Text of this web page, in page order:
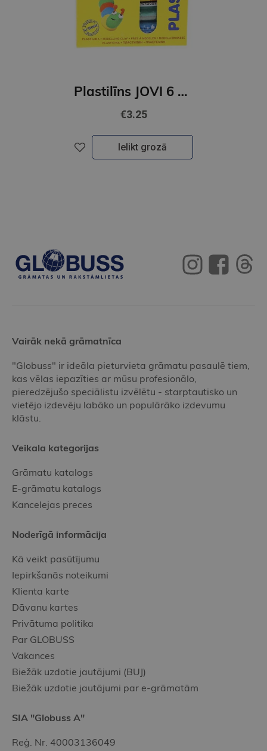
Plastilīns JOVI 6 krāsu
€3.25
Ielikt grozā
Vairāk nekā grāmatnīca
"Globuss" ir ideāla pieturvieta grāmatu pasaulē tiem,
kas vēlas iepazīties ar mūsu profesionālo,
pieredzējušo speciālistu izvēlētu - starptautisko un
vietējo izdevēju labāko un populārāko izdevumu
klāstu.
Veikala kategorijas
Grāmatu katalogs
E-grāmatu katalogs
Kancelejas preces
Noderīgā informācija
Kā veikt pasūtījumu
Iepirkšanās noteikumi
Klienta karte
Dāvanu kartes
Privātuma politika
Par GLOBUSS
Vakances
Biežāk uzdotie jautājumi (BUJ)
Biežāk uzdotie jautājumi par e-grāmatām
SIA "Globuss A"
Reģ. Nr. 40003136049